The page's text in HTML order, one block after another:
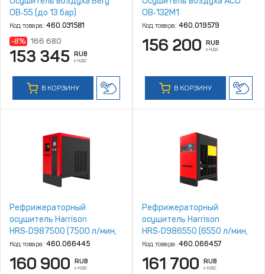
ОВ‑55 (до 13 бар)
Код товара: 460.031581
-8% 166 680
153 345 RUB
с НДС
В КОРЗИНУ
ОВ‑132М1
Код товара: 460.019579
156 200 RUB
с НДС
В КОРЗИНУ
Рефрижераторный
осушитель Harrison
HRS‑D987500 (7500 л/мин,
4‑10 бар)
Код товара: 460.066445
160 900 RUB
с НДС
Рефрижераторный
осушитель Harrison
HRS‑D986550 (6550 л/мин,
4‑16 бар)
Код товара: 460.066457
161 700 RUB
с НДС